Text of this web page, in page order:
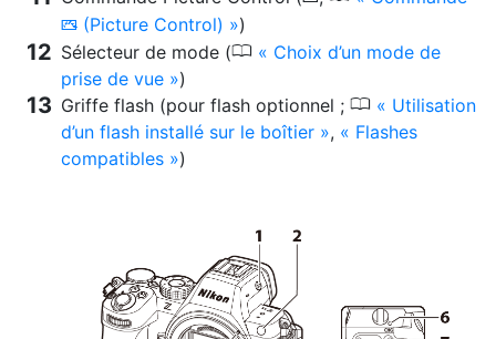
h (Picture Control)
)
Sélecteur de mode (0
Choix d’un mode de
prise de vue
)
Griffe flash (pour flash optionnel ; 0
Utilisation
d’un flash installé sur le boîtier
,
Flashes
compatibles
)